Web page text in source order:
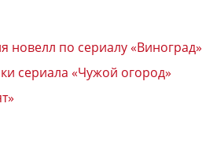
новелл по сериалу «Виноград»
сериала «Чужой огород»